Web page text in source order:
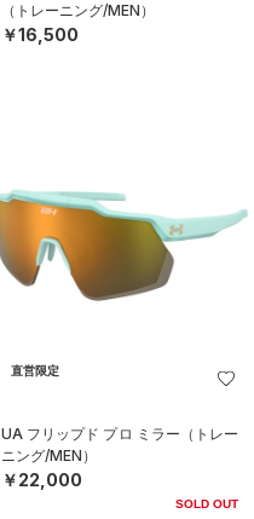
（トレーニング/MEN）
￥16,500
直営限定
UA フリップド プロ ミラー（トレー
ニング/MEN）
￥22,000
SOLD OUT